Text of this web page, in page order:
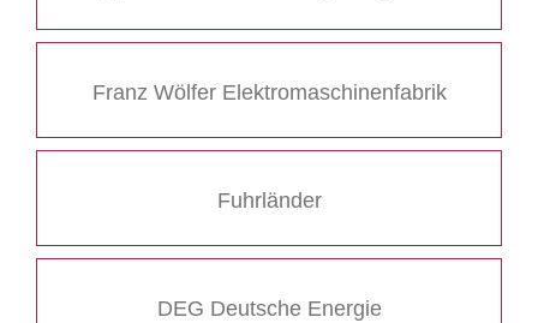
Franz Wölfer Elektromaschinenfabrik
Fuhrländer
DEG Deutsche Energie